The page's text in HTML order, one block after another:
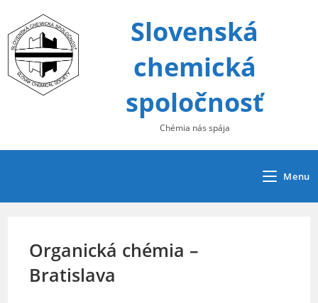
content
Slovenská
chemická
spoločnosť
Chémia nás spája
Menu
Organická chémia –
Bratislava